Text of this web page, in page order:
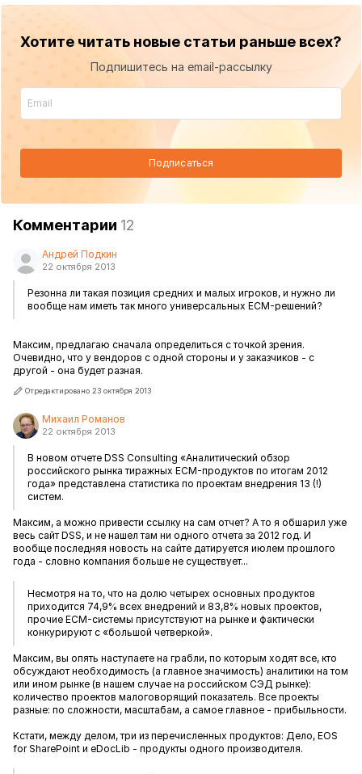
Хотите читать новые статьи раньше всех?
Подпишитесь на email-рассылку
Подписаться
Комментарии 12
Андрей Подкин
22 октября 2013
Резонна ли такая позиция средних и малых игроков, и нужно ли
вообще нам иметь так много универсальных ECM-решений?
Максим, предлагаю сначала определиться с точкой зрения.
Очевидно, что у вендоров с одной стороны и у заказчиков - с
другой - она будет разная.
Отредактировано 23 октября 2013
Михаил Романов
22 октября 2013
В новом отчете DSS Consulting «Аналитический обзор
российского рынка тиражных ECM-продуктов по итогам 2012
года» представлена статистика по проектам внедрения 13 (!)
систем.
Максим, а можно привести ссылку на сам отчет? А то я обшарил уже
весь сайт DSS, и не нашел там ни одного отчета за 2012 год. И
вообще последняя новость на сайте датируется июлем прошлого
года - словно компания больше не существует...
Несмотря на то, что на долю четырех основных продуктов
приходится 74,9% всех внедрений и 83,8% новых проектов,
прочие ECM-системы присутствуют на рынке и фактически
конкурируют с «большой четверкой».
Максим, вы опять наступаете на грабли, по которым ходят все, кто
обсуждают необходимость (а главное значимость) аналитики на том
или ином рынке (в нашем случае на российском СЭД рынке):
количество проектов малоговорящий показатель. Все проекты
разные: по сложности, масштабам, а самое главное - прибыльности.
Кстати, между делом, три из перечисленных продуктов: Дело, EOS
for SharePoint и eDocLib - продукты одного производителя.